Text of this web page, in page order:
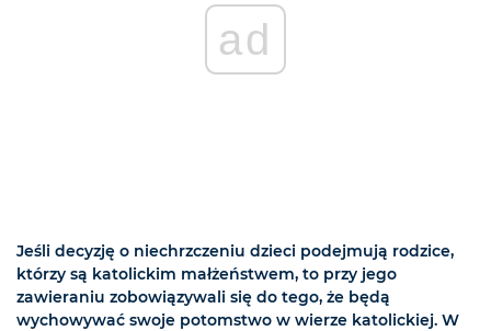
ad
Jeśli decyzję o niechrzczeniu dzieci podejmują rodzice,
którzy są katolickim małżeństwem, to przy jego
zawieraniu zobowiązywali się do tego, że będą
wychowywać swoje potomstwo w wierze katolickiej. W